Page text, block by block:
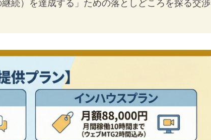
続）を達成する」ための落としどころを探る交渉